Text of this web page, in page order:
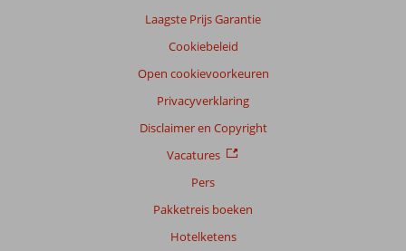
Laagste Prijs Garantie
Cookiebeleid
Open cookievoorkeuren
Privacyverklaring
Disclaimer en Copyright
Vacatures
Pers
Pakketreis boeken
Hotelketens